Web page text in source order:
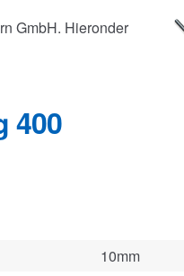
GmbH. Hieronder
400
10mm